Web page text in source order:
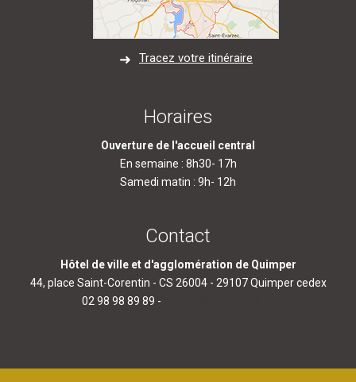
Tracez votre itinéraire
Horaires
Ouverture de l'accueil central
En semaine : 8h30- 17h
Samedi matin : 9h- 12h
Contact
Hôtel de ville et d'agglomération de Quimper
44, place Saint-Corentin - CS 26004 - 29107 Quimper cedex
02 98 98 89 89 -